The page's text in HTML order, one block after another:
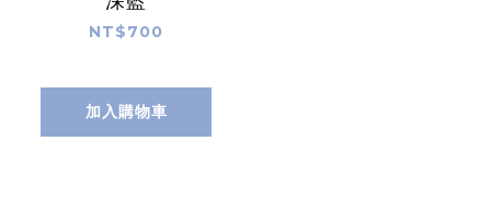
NT$700
加入購物車